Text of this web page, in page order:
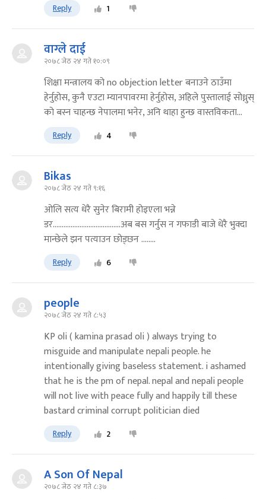
Reply 1
वाग्ले दाई
२०७८ जेठ २४ गते १०:०९
शिक्षा मन्त्रालय को no objection letter बनाउने ठाउँमा
हेर्नुहोस, कुनै एउटा म्यानपावरमा हेर्नुहोस, अहिले पुस्तालाई सोध्नुस्
को बस्न चाहन्छ नेपालमा भनेर, अनि थाहा हुन्छ वास्तविकता...
Reply 4
Bikas
२०७८ जेठ २४ गते ९:१६
ओलि सत्य धेरै सुनेर बिरामी होइएला भन्ने
डर......................................अब बस गर्नुस न गफाडी बाजे धेरै भुक्दा
मान्छेले झन पत्याउन छोड्छन ........
Reply 6
people
२०७८ जेठ २४ गते ८:५३
KP oli ( kamina prasad oli ) always trying to
misguide and manipulate nepali people. he
intentionally giving baseless statement. i ashamed
that he is the pm of nepal. nepal and nepali people
will not live with peace fully and happily till these
bastard criminal corrupt politician died
Reply 2
A Son Of Nepal
२०७८ जेठ २४ गते ८:३७